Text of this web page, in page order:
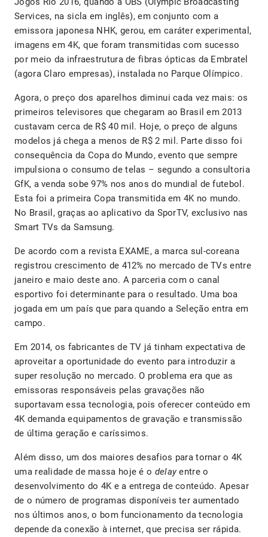
Services, na sicla em inglês), em conjunto com a
emissora japonesa NHK, gerou, em caráter experimental,
imagens em 4K, que foram transmitidas com sucesso
por meio da infraestrutura de fibras ópticas da Embratel
(agora Claro empresas), instalada no Parque Olímpico.
Agora, o preço dos aparelhos diminui cada vez mais: os
primeiros televisores que chegaram ao Brasil em 2013
custavam cerca de R$ 40 mil. Hoje, o preço de alguns
modelos já chega a menos de R$ 2 mil. Parte disso foi
consequência da Copa do Mundo, evento que sempre
impulsiona o consumo de telas – segundo a consultoria
GfK, a venda sobe 97% nos anos do mundial de futebol.
Esta foi a primeira Copa transmitida em 4K no mundo.
No Brasil, graças ao aplicativo da SporTV, exclusivo nas
Smart TVs da Samsung.
De acordo com a revista EXAME, a marca sul-coreana
registrou crescimento de 412% no mercado de TVs entre
janeiro e maio deste ano. A parceria com o canal
esportivo foi determinante para o resultado. Uma boa
jogada em um país que para quando a Seleção entra em
campo.
Em 2014, os fabricantes de TV já tinham expectativa de
aproveitar a oportunidade do evento para introduzir a
super resolução no mercado. O problema era que as
emissoras responsáveis pelas gravações não
suportavam essa tecnologia, pois oferecer conteúdo em
4K demanda equipamentos de gravação e transmissão
de última geração e caríssimos.
Além disso, um dos maiores desafios para tornar o 4K
uma realidade de massa hoje é o delayentre o
desenvolvimento do 4K e a entrega de conteúdo. Apesar
de o número de programas disponíveis ter aumentado
nos últimos anos, o bom funcionamento da tecnologia
depende da conexão à internet, que precisa ser rápida.